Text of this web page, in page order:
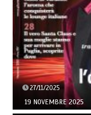
27/11/2025
19 NOVEMBRE 2025